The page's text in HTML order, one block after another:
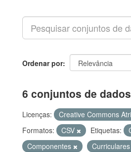
Ordenar por
6 conjuntos de
Licenças:
Creative Commons
Formatos:
CSV Etiquetas:
Componentes
Curriculares